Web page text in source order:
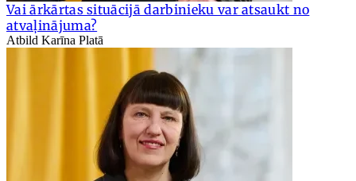
Vai ārkārtas situācijā darbinieku var atsaukt no
atvaļinājuma?
Atbild Karīna Platā